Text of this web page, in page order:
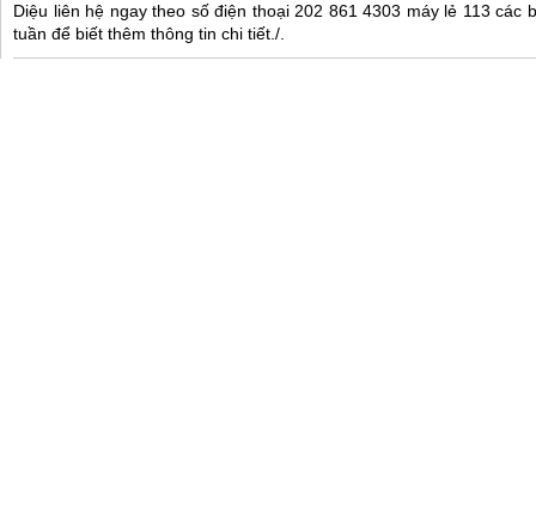
Diệu liên hệ ngay theo số điện thoại 202 861 4303 máy lẻ 113 các
tuần để biết thêm thông tin chi tiết./.